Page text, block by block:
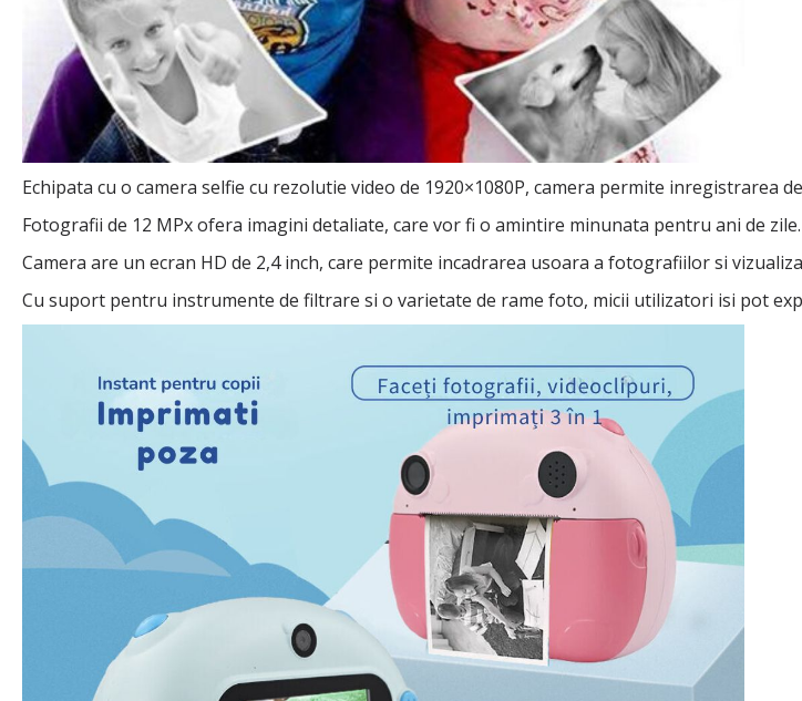
Echipata cu o camera selfie cu rezolutie video de 1920×1080P, camera permite inregistrarea
Fotografii de 12 MPx ofera imagini detaliate, care vor fi o amintire minunata pentru ani de zile.
Camera are un ecran HD de 2,4 inch, care permite incadrarea usoara a fotografiilor si
Cu suport pentru instrumente de filtrare si o varietate de rame foto, micii utilizatori isi pot